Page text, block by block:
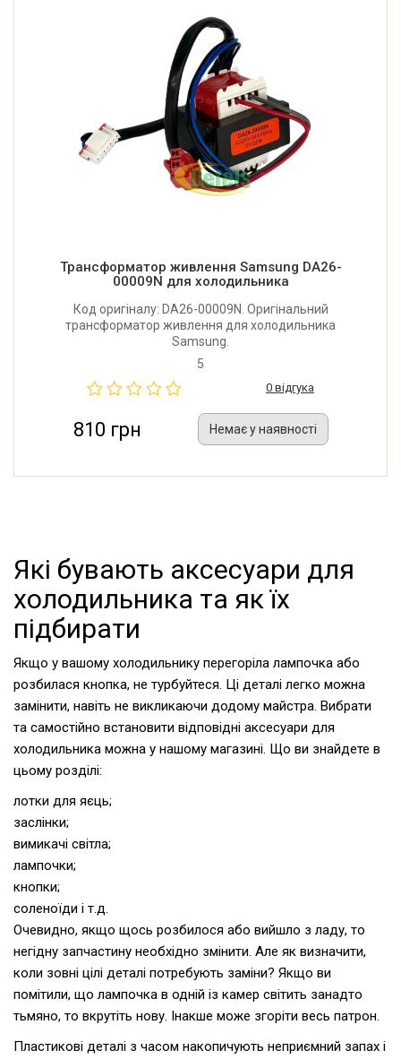
Трансформатор живлення Samsung DA26-
00009N для холодильника
Код оригіналу: DA26-00009N. Оригінальний
трансформатор живлення для холодильника
Samsung.
5
0 відгука
810 грн Немає у наявності
Які бувають аксесуари для
холодильника та як їх
підбирати
Якщо у вашому холодильнику перегоріла лампочка або
розбилася кнопка, не турбуйтеся. Ці деталі легко можна
замінити, навіть не викликаючи додому майстра. Вибрати
та самостійно встановити відповідні аксесуари для
холодильника можна у нашому магазині. Що ви знайдете в
цьому розділі:
лотки для яєць;
заслінки;
вимикачі світла;
лампочки;
кнопки;
соленоїди і т.д.
Очевидно, якщо щось розбилося або вийшло з ладу, то
негідну запчастину необхідно змінити. Але як визначити,
коли зовні цілі деталі потребують заміни? Якщо ви
помітили, що лампочка в одній із камер світить занадто
тьмяно, то вкрутіть нову. Інакше може згоріти весь патрон.
Пластикові деталі з часом накопичують неприємний запах і